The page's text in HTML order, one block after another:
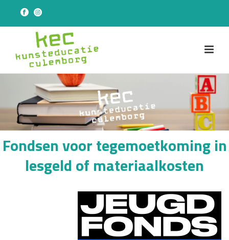
Fondsen voor tegemoetkoming in
lesgeld of materiaalkosten